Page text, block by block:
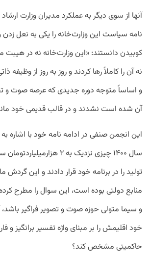
آنها از سوی دیگر به عملکرد مدیران وزارت
نامه سیاست این وزارت‌خانه را یکی به نعل
کوبیدن دانستند: «این وزارت‌‌خانه نه در
نه آن را کاملاً رها کردند و روز به روز از وظیفه
و اساساً متوجه دوره جدیدی که عرصه صوت و
آن شده است نشدند و در قالب قدیمی خود
این انجمن صنفی در ادامه نامه خود با اشاره به
سال ۱۴۰۰ چیزی نزدیک به ۲
تولید را در برنامه خود قرار دادند و این گردش
منابع دولتی بوده است، این سوال را مطرح
و سیما متولی حوزه صوت و تصویر فراگیر
خود اقلیمش را بر مبنای واژه تفسیر برانگیز و
حاکمیتی مشخص کند؟